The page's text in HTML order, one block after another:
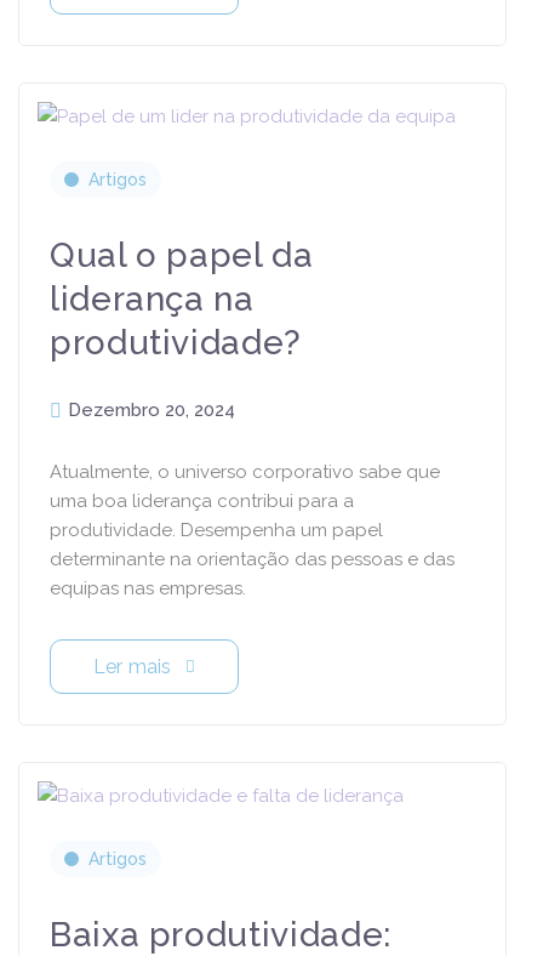
Artigos
Qual o papel da
liderança na
produtividade?
Dezembro 20, 2024
Atualmente, o universo corporativo sabe que
uma boa liderança contribui para a
produtividade. Desempenha um papel
determinante na orientação das pessoas e das
equipas nas empresas.
Ler mais
Artigos
Baixa produtividade: